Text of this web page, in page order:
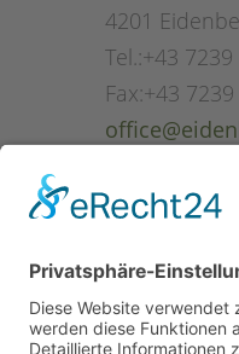
4201
Tel.:+43 7239
Fax:+43